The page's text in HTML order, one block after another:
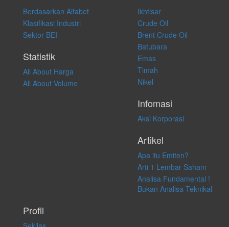
membeli, menjual atau melakukan aktivitas lain yang terkait dengan
transaksi perdagangan apapun, dan kami tidak bertanggung jawab
atas keputusan investasi yang dilakukan dalam kondisi dan situasi
apapun juga, yang diakibatkan secara langsung maupun tidak
langsung atas konten pada website ini.
Berdasarkan Alfabet
Klasifikasi Industri
Sektor BEI
Statistik
All About Harga
All About Volume
Ikhtisar
Crude Oil
Brent Crude Oil
Batubara
Emas
Timah
Nikel
Infomasi
Aksi Korporasi
Artikel
Apa itu Emiten?
Arti 1 Lembar Saham
Analisa Fundamental !
Bukan Analisa Teknikal
Profil